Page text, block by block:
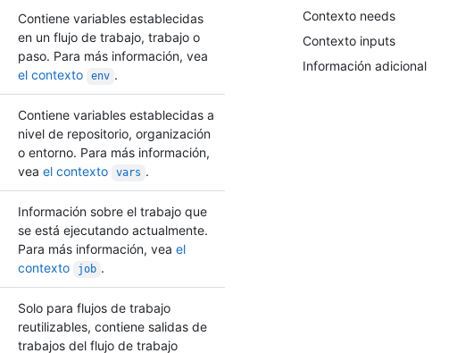
Contexto needs
Contexto inputs
Información adicional
Contiene variables establecidas
en un flujo de trabajo, trabajo o
paso. Para más información, vea
el contexto
env .
Contiene variables establecidas a
nivel de repositorio, organización
o entorno. Para más información,
vea el contexto vars .
Información sobre el trabajo que
se está ejecutando actualmente.
Para más información, vea el
contexto
job .
Solo para flujos de trabajo
reutilizables, contiene salidas de
trabajos del flujo de trabajo